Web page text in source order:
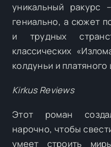
уникальный ракурс
гениально, а сюжет
и трудных
классических
колдуньи и
Kirkus Reviews
Этот роман
нарочно, чтобы
умеет строить